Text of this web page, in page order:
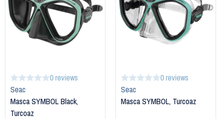
0 reviews
Seac
Masca SYMBOL Black,
Turcoaz
0 reviews
Seac
Masca SYMBOL, Turcoaz